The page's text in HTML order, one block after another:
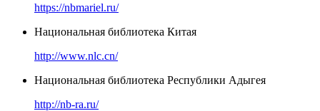
https://nbmariel.ru/
Национальная библиотека Китая
http://www.nlc.cn/
Национальная библиотека Республики Адыгея
http://nb-ra.ru/